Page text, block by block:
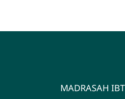
MADRASAH